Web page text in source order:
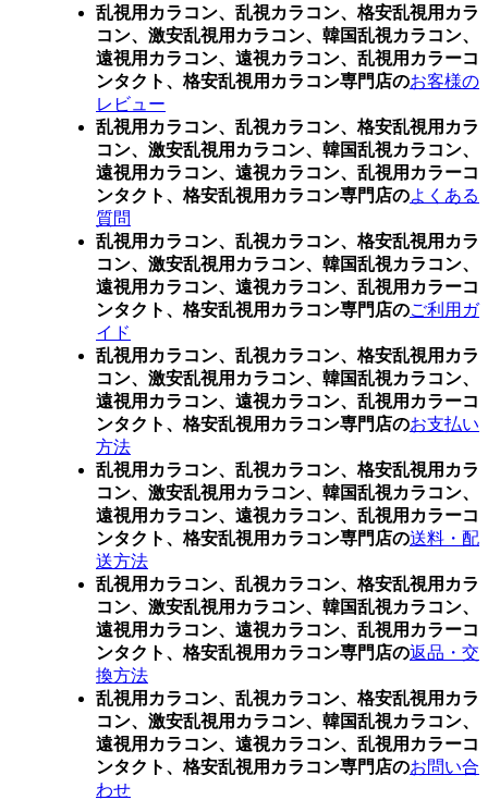
乱視用カラコン、乱視カラコン、格安乱視用カラ
コン、激安乱視用カラコン、韓国乱視カラコン、
遠視用カラコン、遠視カラコン、乱視用カラーコ
ンタクト、格安乱視用カラコン専門店のお客様の
レビュー
乱視用カラコン、乱視カラコン、格安乱視用カラ
コン、激安乱視用カラコン、韓国乱視カラコン、
遠視用カラコン、遠視カラコン、乱視用カラーコ
ンタクト、格安乱視用カラコン専門店のよくある
質問
乱視用カラコン、乱視カラコン、格安乱視用カラ
コン、激安乱視用カラコン、韓国乱視カラコン、
遠視用カラコン、遠視カラコン、乱視用カラーコ
ンタクト、格安乱視用カラコン専門店のご利用ガ
イド
乱視用カラコン、乱視カラコン、格安乱視用カラ
コン、激安乱視用カラコン、韓国乱視カラコン、
遠視用カラコン、遠視カラコン、乱視用カラーコ
ンタクト、格安乱視用カラコン専門店のお支払い
方法
乱視用カラコン、乱視カラコン、格安乱視用カラ
コン、激安乱視用カラコン、韓国乱視カラコン、
遠視用カラコン、遠視カラコン、乱視用カラーコ
ンタクト、格安乱視用カラコン専門店の送料・配
送方法
乱視用カラコン、乱視カラコン、格安乱視用カラ
コン、激安乱視用カラコン、韓国乱視カラコン、
遠視用カラコン、遠視カラコン、乱視用カラーコ
ンタクト、格安乱視用カラコン専門店の返品・交
換方法
乱視用カラコン、乱視カラコン、格安乱視用カラ
コン、激安乱視用カラコン、韓国乱視カラコン、
遠視用カラコン、遠視カラコン、乱視用カラーコ
ンタクト、格安乱視用カラコン専門店のお問い合
わせ